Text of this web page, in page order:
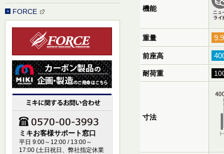
機能
重量
前座高
耐荷重
寸法
FORCE
ミキお客様サポート窓口
平日 9:00～12:00 / 13:00～
17:00 (土日祝日、弊社指定休業